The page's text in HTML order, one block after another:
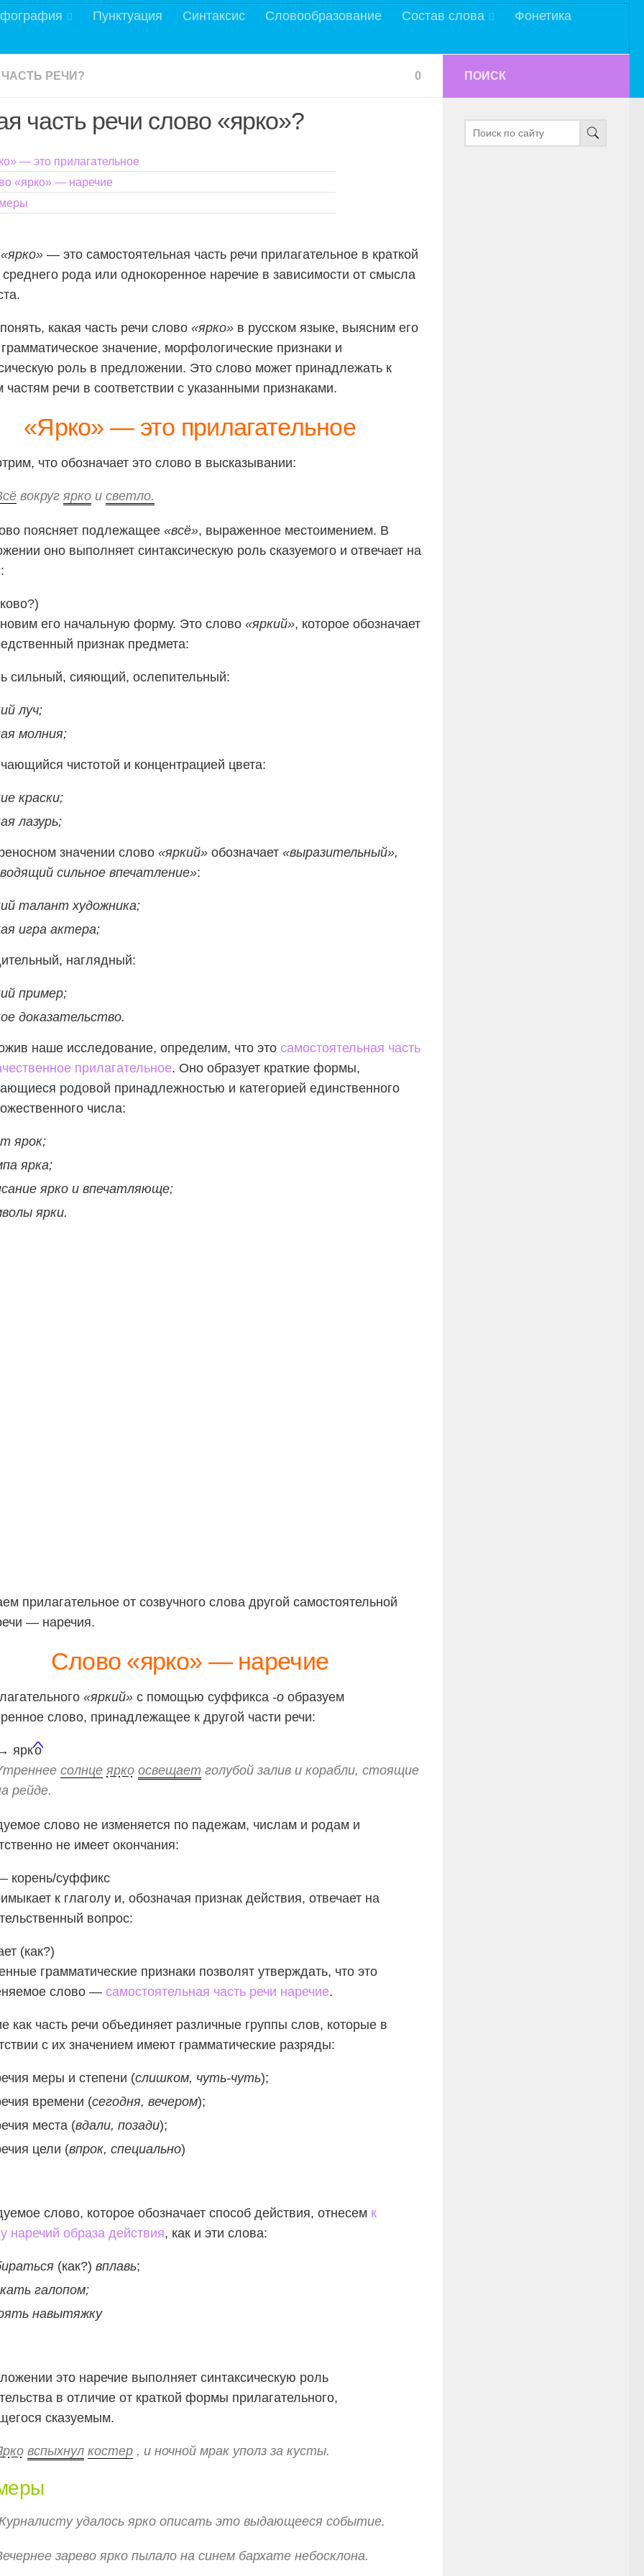
Пунктуация Синтаксис Словообразование Состав слова
Фонетика
ЧАСТЬ РЕЧИ? 0
часть речи слово «ярко»?
— это прилагательное
«ярко» — наречие
«ярко» — это самостоятельная часть речи прилагательное в краткой
рода или однокоренное наречие в зависимости от смысла
какая часть речи слово «ярко» в русском языке, выясним его
значение, морфологические признаки и
роль в предложении. Это слово может принадлежать к
частям речи в соответствии с указанными признаками.
«Ярко» — это прилагательное
что обозначает это слово в высказывании:
вокруг ярко и светло.
поясняет подлежащее «всё», выраженное местоимением. В
оно выполняет синтаксическую роль сказуемого и отвечает на
его начальную форму. Это слово «яркий», которое обозначает
признак предмета:
сильный, сияющий, ослепительный:
луч;
молния;
чистотой и концентрацией цвета:
краски;
лазурь;
значении слово «яркий» обозначает «выразительный»,
сильное впечатление»:
талант художника;
игра актера;
наглядный:
пример;
доказательство.
наше исследование, определим, что это самостоятельная часть
прилагательное. Оно образует краткие формы,
родовой принадлежностью и категорией единственного
числа:
ярок;
ярка;
ярко и впечатляюще;
ярки.
прилагательное от созвучного слова другой самостоятельной
— наречия.
Слово «ярко» — наречие
«яркий» с помощью суффикса -о образуем
слово, принадлежащее к другой части речи:
ярко
солнце ярко освещает голубой залив и корабли, стоящие
рейде.
слово не изменяется по падежам, числам и родам и
не имеет окончания:
корень/суффикс
к глаголу и, обозначая признак действия, отвечает на
вопрос:
(как?)
грамматические признаки позволят утверждать, что это
слово — самостоятельная часть речи наречие.
как часть речи объединяет различные группы слов, которые в
с их значением имеют грамматические разряды:
меры и степени (слишком, чуть-чуть);
времени (сегодня, вечером);
места (вдали, позади);
цели (впрок, специально)
слово, которое обозначает способ действия, отнесем к
наречий образа действия, как и эти слова:
(как?) вплавь;
галопом;
навытяжку
это наречие выполняет синтаксическую роль
в отличие от краткой формы прилагательного,
сказуемым.
вспыхнул костер , и ночной мрак уполз за кусты.
удалось ярко описать это выдающееся событие.
зарево ярко пылало на синем бархате небосклона.
ПОИСК